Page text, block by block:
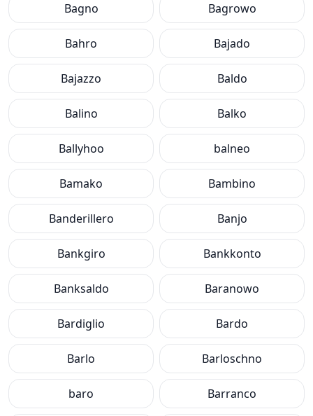
Bagno Bagrowo
Bahro Bajado
Bajazzo Baldo
Balino Balko
Ballyhoo balneo
Bamako Bambino
Banderillero Banjo
Bankgiro Bankkonto
Banksaldo Baranowo
Bardiglio Bardo
Barlo Barloschno
baro Barranco